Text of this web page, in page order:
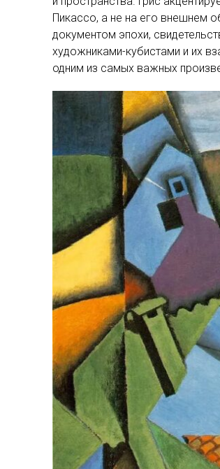
Пикассо, а не на его внешнем
документом эпохи,
художниками-кубистами и их
одним из самых важных